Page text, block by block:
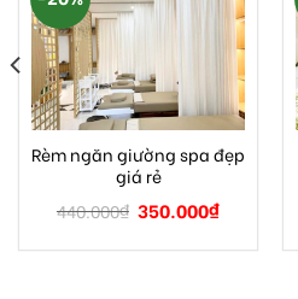
Rèm ngăn giường spa đẹp
giá rẻ
440.000₫ 350.000₫